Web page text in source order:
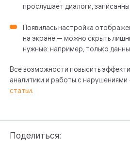
прослушает диалоги,
Появилась настройка
на экране — можно скрыть
нужные: например, только
Все возможности повысить
аналитики и работы с нарушениями
статьи
Поделиться: